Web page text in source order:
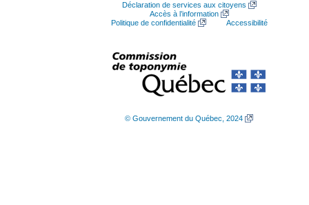
Déclaration de services aux citoyens
Accès à l’information
Politique de confidentialité
Accessibilité
© Gouvernement du Québec, 2024